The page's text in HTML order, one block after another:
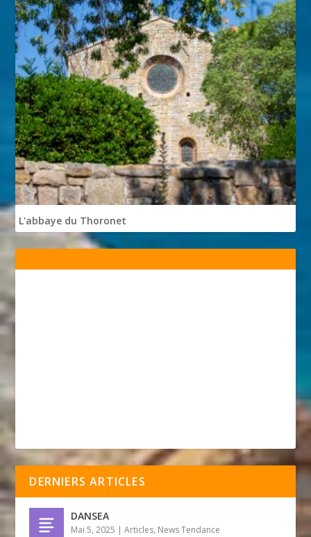
L'abbaye du Thoronet
DERNIERS ARTICLES
DANSEA
Mai 5, 2025 |Articles, News Tendance